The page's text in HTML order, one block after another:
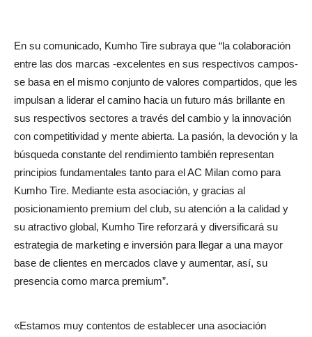
En su comunicado, Kumho Tire subraya que “la colaboración
entre las dos marcas -excelentes en sus respectivos campos-
se basa en el mismo conjunto de valores compartidos, que les
impulsan a liderar el camino hacia un futuro más brillante en
sus respectivos sectores a través del cambio y la innovación
con competitividad y mente abierta. La pasión, la devoción y la
búsqueda constante del rendimiento también representan
principios fundamentales tanto para el AC Milan como para
Kumho Tire. Mediante esta asociación, y gracias al
posicionamiento premium del club, su atención a la calidad y
su atractivo global, Kumho Tire reforzará y diversificará su
estrategia de marketing e inversión para llegar a una mayor
base de clientes en mercados clave y aumentar, así, su
presencia como marca premium”.
«Estamos muy contentos de establecer una asociación